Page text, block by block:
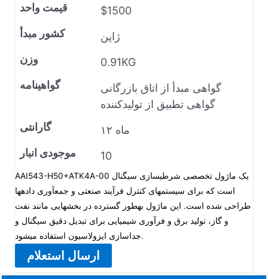
قیمت واحد
$1500
کشور مبدأ
ژاپن
وزن
0.91KG
گواهینامه
گواهی مبدأ از اتاق بازرگانی
گواهی تطبیق از تولیدکننده
گارانتی
۱۲ ماه
موجودی انبار
10
AAI543-H50+ATK4A-00 یک ماژول تخصصی شرطیسازی سیگنال
است که برای سیستمهای کنترل فرآیند صنعتی و جمعآوری دادهها
طراحی شده است. این ماژول بهطور گسترده در بخشهایی مانند نفت
و گاز، تولید برق و فرآوری شیمیایی برای تبدیل دقیق سیگنال و
جداسازی ایزولاسیون استفاده میشود.
ارسال استعلام